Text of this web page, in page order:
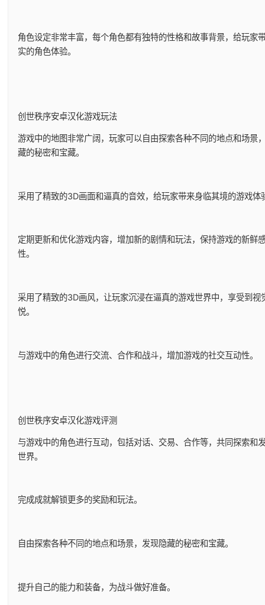
角色设定非常丰富，每个角色都有独特的性格和故事背景，给玩家
实的角色体验。
创世秩序安卓汉化游戏玩法
游戏中的地图非常广阔，玩家可以自由探索各种不同的地点和场景
藏的秘密和宝藏。
采用了精致的3D画面和逼真的音效，给玩家带来身临其境的游戏体
定期更新和优化游戏内容，增加新的剧情和玩法，保持游戏的新鲜
性。
采用了精致的3D画风，让玩家沉浸在逼真的游戏世界中，享受到视
悦。
与游戏中的角色进行交流、合作和战斗，增加游戏的社交互动性。
创世秩序安卓汉化游戏评测
与游戏中的角色进行互动，包括对话、交易、合作等，共同探索和
世界。
完成成就解锁更多的奖励和玩法。
自由探索各种不同的地点和场景，发现隐藏的秘密和宝藏。
提升自己的能力和装备，为战斗做好准备。